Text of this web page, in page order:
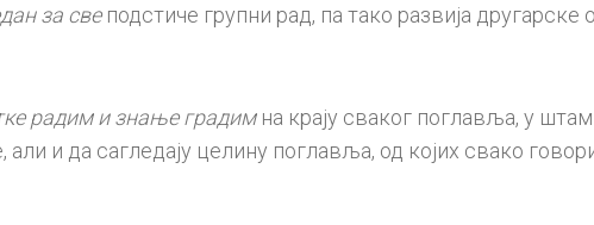
за свеподстиче групни рад, па тако развија
радим и знање градимна крају сваког поглавља, у
и да сагледају целину поглавља, од којих свако